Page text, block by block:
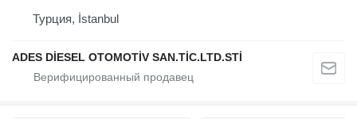
Турция, İstanbul
ADES DİESEL OTOMOTİV SAN.TİC.LTD.STİ